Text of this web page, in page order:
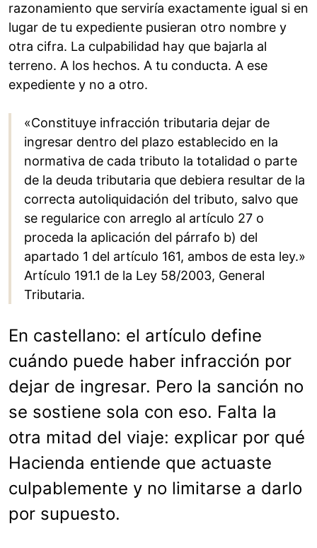
razonamiento que serviría exactamente igual si en
lugar de tu expediente pusieran otro nombre y
otra cifra. La culpabilidad hay que bajarla al
terreno. A los hechos. A tu conducta. A ese
expediente y no a otro.
«Constituye infracción tributaria dejar de
ingresar dentro del plazo establecido en la
normativa de cada tributo la totalidad o parte
de la deuda tributaria que debiera resultar de la
correcta autoliquidación del tributo, salvo que
se regularice con arreglo al artículo 27 o
proceda la aplicación del párrafo b) del
apartado 1 del artículo 161, ambos de esta ley.»
Artículo 191.1 de la Ley 58/2003, General
Tributaria.
En castellano: el artículo define
cuándo puede haber infracción por
dejar de ingresar. Pero la sanción no
se sostiene sola con eso. Falta la
otra mitad del viaje: explicar por qué
Hacienda entiende que actuaste
culpablemente y no limitarse a darlo
por supuesto.